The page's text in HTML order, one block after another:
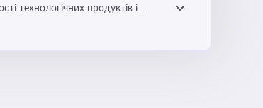
технологічних продуктів і